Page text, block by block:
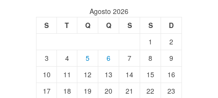
Agosto 2026
S
T Q Q S S
D
1
2
3
4 5 6 7 8
9
10
11 12 13 14 15
16
17
18 19 20 21 22
23